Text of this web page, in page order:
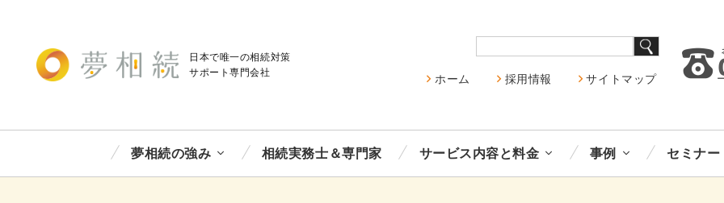
日本で唯一の相続対策
サポート専門会社 ホーム 採用情報 サイトマップ
夢相続の強み 相続実務士＆専門家 サービス内容と料金 事例 セミナー